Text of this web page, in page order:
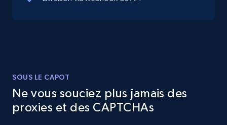
comments, Date posted, Likes, Photos, and
more.
SOUS LE CAPOT
Ne vous souciez plus jamais des
proxies et des CAPTCHAs